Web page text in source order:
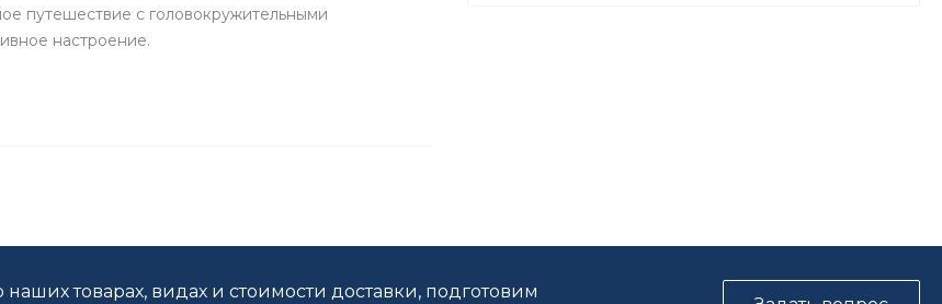
путешествие с головокружительными
настроение.
товарах, видах и стоимости доставки, подготовим